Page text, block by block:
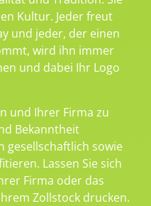
Kultur. Jeder freut
und jeder, der einen
wird ihn immer
und dabei Ihr Logo
und Ihrer Firma zu
Bekanntheit
gesellschaftlich sowie
Lassen Sie sich
Firma oder das
Zollstock drucken.